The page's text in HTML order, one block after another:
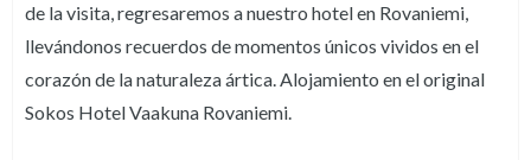
de la visita, regresaremos a nuestro hotel en Rovaniemi,
llevándonos recuerdos de momentos únicos vividos en el
corazón de la naturaleza ártica. Alojamiento en el original
Sokos Hotel Vaakuna Rovaniemi.